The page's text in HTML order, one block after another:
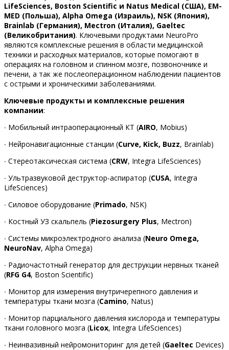
LifeSciences, Boston Scientific и Natus Medical (США), EM-
MED (Польша), Alpha Omega (Израиль), NSK (Япония),
Brainlab (Германия), Mectron (Италия), Gaeltec
(Великобритания). Ключевыми продуктами NeuroPro
являются комплексные решения в области медицинской
техники и расходных материалов, которые помогают в
операциях на головном и спинном мозге, позвоночнике и
печени, а так же послеоперационном наблюдении пациентов
с острыми и хроническими заболеваниями.
Ключевые продукты и комплексные решения
компании:
∙ Мобильный интраоперационный КТ (AIRO, Mobius)
∙ Нейронавигационные станции (Curve, Kick, Buzz, Brainlab)
∙ Стереотаксическая система (CRW, Integra LifeSciences)
∙ Ультразвуковой деструктор-аспиратор (CUSA, Integra
LifeSciences)
∙ Силовое оборудование (Primado, NSK)
∙ Костный УЗ скальпель (Piezosurgery Plus, Mectron)
∙ Системы микроэлектродного анализа (Neuro Omega,
NeuroNav, Alpha Omega)
∙ Радиочастотный генератор для деструкции нервных тканей
(RFG G4, Boston Scientific)
∙ Монитор для измерения внутричерепного давления и
температуры ткани мозга (Camino, Natus)
∙ Монитор парциального давления кислорода и температуры
ткани головного мозга (Licox, Integra LifeSciences)
∙ Неинвазивный нейромониторинг для детей (Gaeltec Devices)